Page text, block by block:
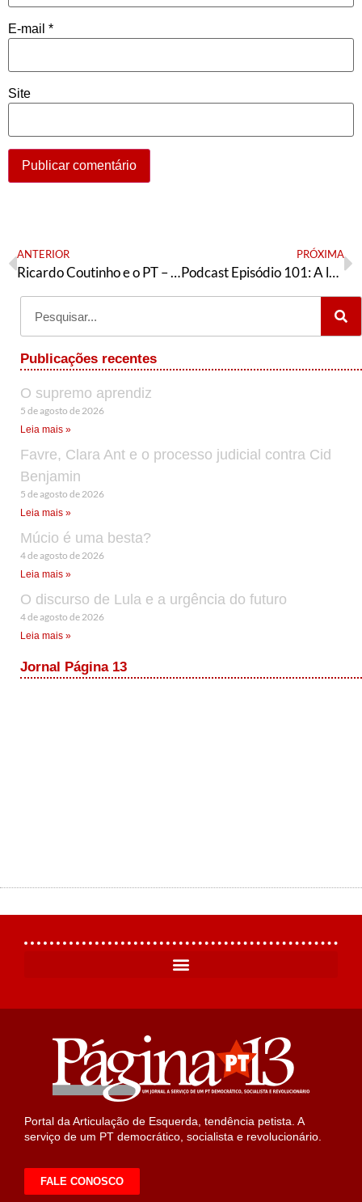
E-mail *
Site
ANTERIOR
Ricardo Coutinho e o PT – débitos ou lições?
PRÓXIMA
Podcast Episódio 101: A luta por direitos das pessoas com deficiência, os 30 anos do SUS e a intervenção em Olinda
Publicações recentes
O supremo aprendiz
5 de agosto de 2026
Leia mais »
Favre, Clara Ant e o processo judicial contra Cid
Benjamin
5 de agosto de 2026
Leia mais »
Múcio é uma besta?
4 de agosto de 2026
Leia mais »
O discurso de Lula e a urgência do futuro
4 de agosto de 2026
Leia mais »
Jornal Página 13
Portal da Articulação de Esquerda, tendência petista. A
serviço de um PT democrático, socialista e revolucionário.
FALE CONOSCO